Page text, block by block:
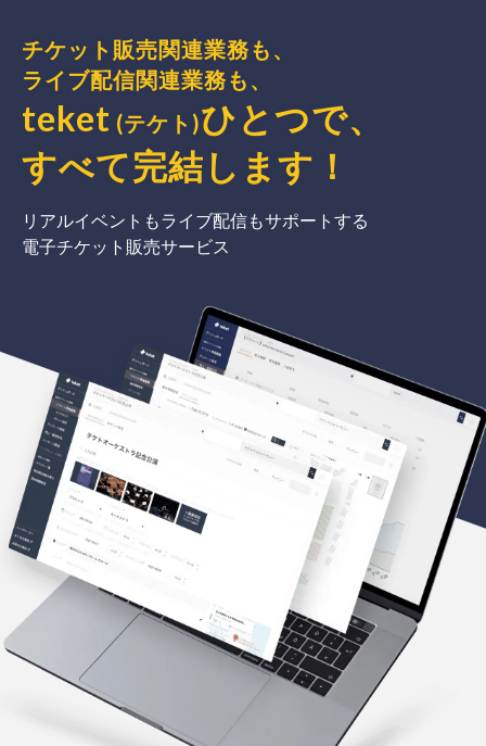
チケット販売関連業務も、
ライブ配信関連業務も、
teket (テケト)ひとつで、
すべて完結 します ！
リアルイベントもライブ配信もサポートする
電子チケット販売サービス